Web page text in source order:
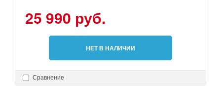
25 990 руб.
НЕТ В НАЛИЧИИ
Сравнение